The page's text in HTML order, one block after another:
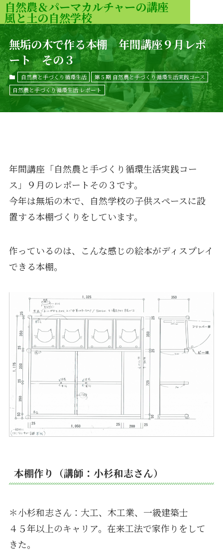
自然農＆パーマカルチャーの講座
風と土の自然学校
無垢の木で作る本棚 年間講座９月レポ
ート その３
自然農と手づくり循環生活
第５期 自然農と手づくり循環生活実践コース
自然農と手づくり循環生活 レポート
年間講座「自然農と手づくり循環生活実践コー
ス」９月のレポートその３です。
今年は無垢の木で、自然学校の子供スペースに設
置する本棚づくりをしています。
作っているのは、こんな感じの絵本がディスプレイ
できる本棚。
本棚作り（講師：小杉和志さん）
＊小杉和志さん：大工、木工業、一級建築士
４５年以上のキャリア。在来工法で家作りをして
きた。